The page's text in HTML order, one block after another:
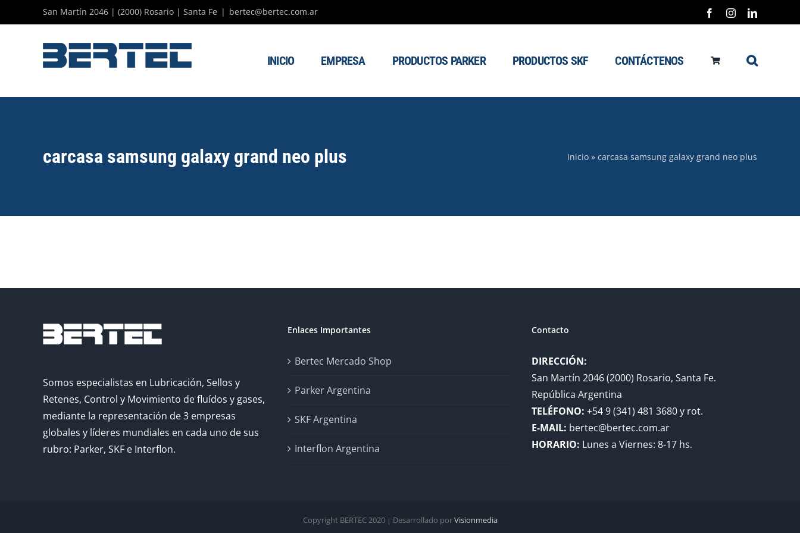
to
San Martín 2046 | (2000) Rosario | Santa Fe | bertec@bertec.com.ar FacebookInstagramLinkedIn
INICIO EMPRESA PRODUCTOS PARKER PRODUCTOS SKF CONTÁCTENOS
carcasa samsung galaxy grand neo plus Inicio » carcasa samsung galaxy grand neo plus
Somos especialistas en Lubricación, Sellos y
Retenes, Control y Movimiento de fluídos y gases,
mediante la representación de 3 empresas
globales y líderes mundiales en cada uno de sus
rubro: Parker, SKF e Interflon.
Enlaces Importantes
Bertec Mercado Shop
Parker Argentina
SKF Argentina
Interflon Argentina
Contacto
DIRECCIÓN:
San Martín 2046 (2000) Rosario, Santa Fe.
República Argentina
TELÉFONO: +54 9 (341) 481 3680 y rot.
E-MAIL: bertec@bertec.com.ar
HORARIO: Lunes a Viernes: 8-17 hs.
Copyright BERTEC 2020 | Desarrollado porVisionmedia